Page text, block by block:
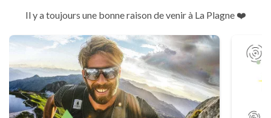
Il y a toujours une bonne raison de venir à La Plagne ❤️